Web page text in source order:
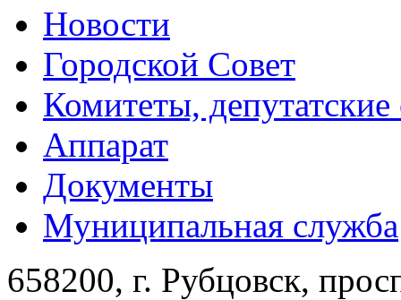
Новости
Городской Совет
Комитеты,
Аппарат
Документы
Муниципальная служба
658200, г. Рубцовск,